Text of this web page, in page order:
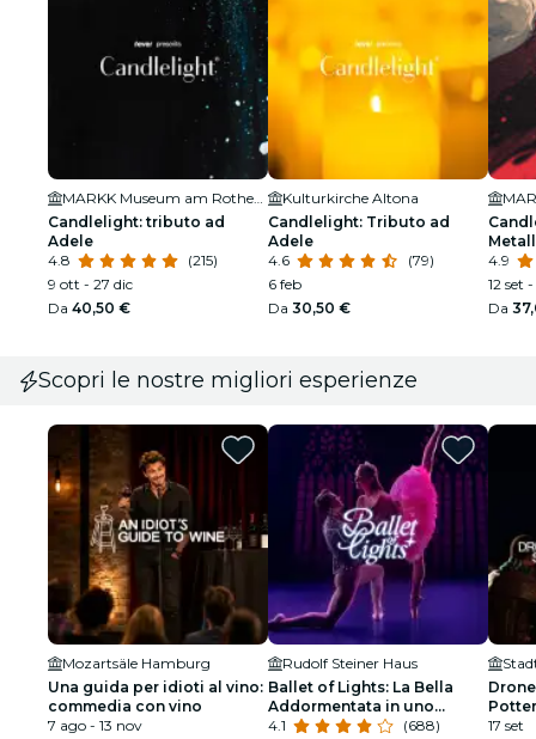
MARKK Museum am Rothenbaum
Candlelight: tributo ad
Adele
4.8
(215)
9 ott - 27 dic
Da 40,50 €
Kulturkirche Altona
Candlelight: Tributo ad
Adele
4.6
(79)
6 feb
Da 30,50 €
4.9
12 set
Da
Scopri le nostre migliori esperienze
Mozartsäle Hamburg
Una guida per idioti al vino:
commedia con vino
7 ago - 13 nov
Rudolf Steiner Haus
Ballet of Lights: La Bella
Addormentata in uno
spettacolo scintillante
4.1
(688)
17 set